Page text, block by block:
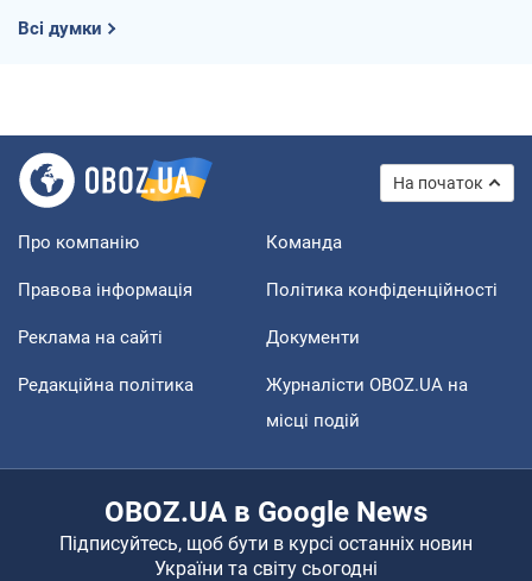
Всі думки
На початок
Про компанію Команда
Правова інформація Політика конфіденційності
Реклама на сайті Документи
Редакційна політика
Журналісти OBOZ.UA на
місці подій
OBOZ.UA в Google News
Підписуйтесь, щоб бути в курсі останніх новин
України та світу сьогодні